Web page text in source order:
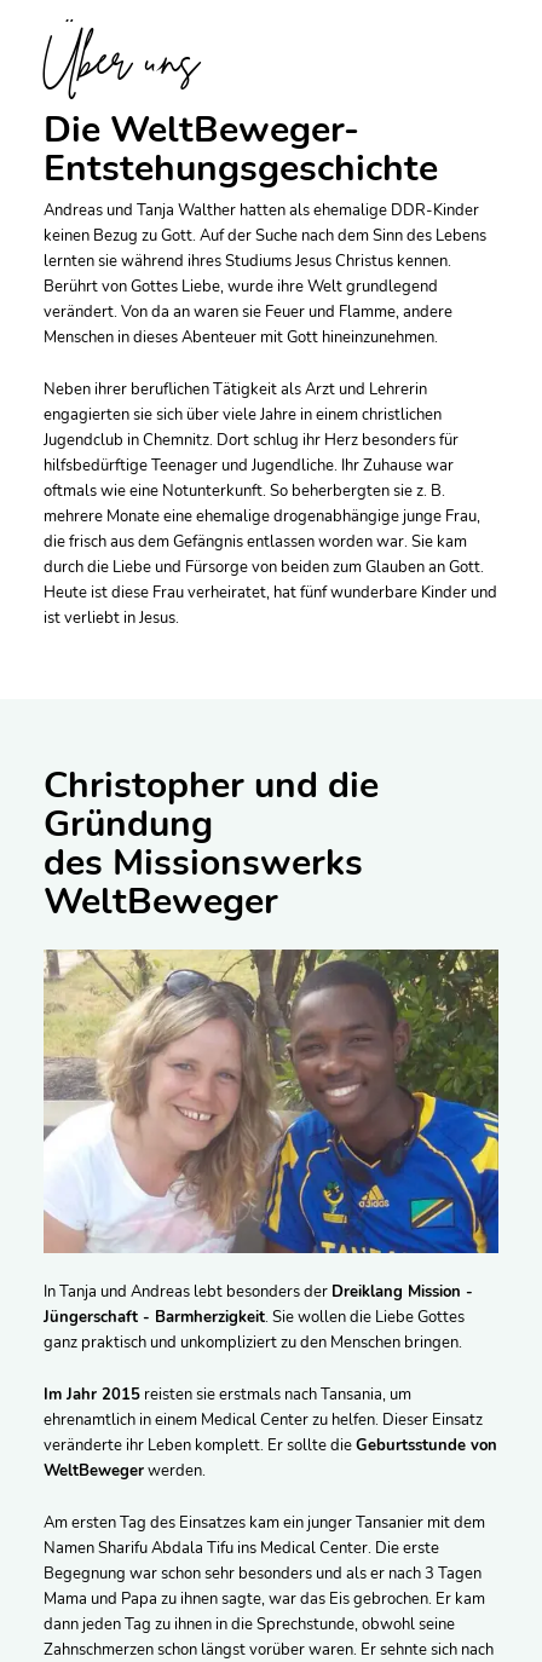
Über uns
Die WeltBeweger-
Entstehungsgeschichte
Andreas und Tanja Walther hatten als ehemalige DDR-Kinder
keinen Bezug zu Gott. Auf der Suche nach dem Sinn des Lebens
lernten sie während ihres Studiums Jesus Christus kennen.
Berührt von Gottes Liebe, wurde ihre Welt grundlegend
verändert. Von da an waren sie Feuer und Flamme, andere
Menschen in dieses Abenteuer mit Gott hineinzunehmen.
Neben ihrer beruflichen Tätigkeit als Arzt und Lehrerin
engagierten sie sich über viele Jahre in einem christlichen
Jugendclub in Chemnitz. Dort schlug ihr Herz besonders für
hilfsbedürftige Teenager und Jugendliche. Ihr Zuhause war
oftmals wie eine Notunterkunft. So beherbergten sie z. B.
mehrere Monate eine ehemalige drogenabhängige junge Frau,
die frisch aus dem Gefängnis entlassen worden war. Sie kam
durch die Liebe und Fürsorge von beiden zum Glauben an Gott.
Heute ist diese Frau verheiratet, hat fünf wunderbare Kinder und
ist verliebt in Jesus.
Christopher und die
Gründung
des Missionswerks
WeltBeweger
In Tanja und Andreas lebt besonders der Dreiklang Mission -
Jüngerschaft - Barmherzigkeit. Sie wollen die Liebe Gottes
ganz praktisch und unkompliziert zu den Menschen bringen.
Im Jahr 2015reisten sie erstmals nach Tansania, um
ehrenamtlich in einem Medical Center zu helfen. Dieser Einsatz
veränderte ihr Leben komplett. Er sollte dieGeburtsstunde von
WeltBewegerwerden.
Am ersten Tag des Einsatzes kam ein junger Tansanier mit dem
Namen Sharifu Abdala Tifu ins Medical Center. Die erste
Begegnung war schon sehr besonders und als er nach 3 Tagen
Mama und Papa zu ihnen sagte, war das Eis gebrochen. Er kam
dann jeden Tag zu ihnen in die Sprechstunde, obwohl seine
Zahnschmerzen schon längst vorüber waren. Er sehnte sich nach